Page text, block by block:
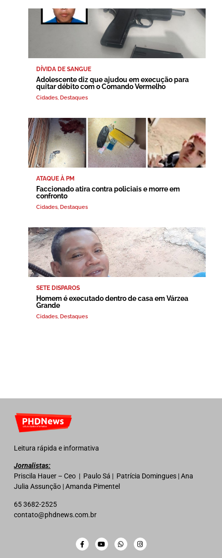
DÍVIDA DE SANGUE
Adolescente diz que ajudou em execução para
quitar débito com o Comando Vermelho
Cidades, Destaques
ATAQUE À PM
Faccionado atira contra policiais e morre em
confronto
Cidades, Destaques
SETE DISPAROS
Homem é executado dentro de casa em Várzea
Grande
Cidades, Destaques
Leitura rápida e informativa
Jornalistas:
Priscila Hauer – Ceo | Paulo Sá | Patrícia Domingues | Ana
Julia Assunção | Amanda Pimentel
65 3682-2525
contato@phdnews.com.br